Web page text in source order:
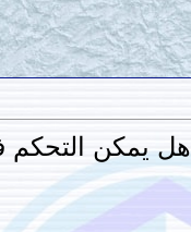
في اللون